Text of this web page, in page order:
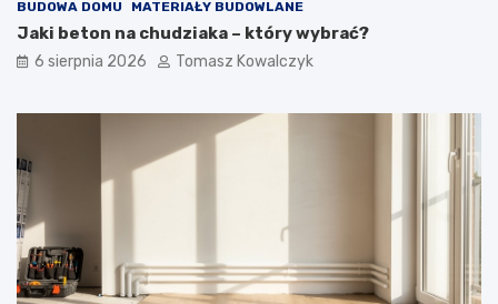
BUDOWA DOMU MATERIAŁY BUDOWLANE
Jaki beton na chudziaka – który wybrać?
6 sierpnia 2026 Tomasz Kowalczyk